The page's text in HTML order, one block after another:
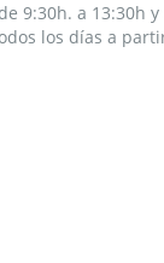
9:30h. a 13:30h
los días a